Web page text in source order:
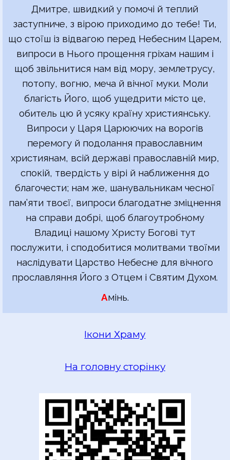
Дмитре, швидкий у помочі й теплий
заступниче, з вірою приходимо до тебе! Ти,
що стоїш із відвагою перед Небесним Царем,
випроси в Нього прощення гріхам нашим і
щоб звільнитися нам від мору, землетрусу,
потопу, вогню, меча й вічної муки. Моли
благість Його, щоб ущедрити місто це,
обитель цю й усяку країну християнську.
Випроси у Царя Царюючих на ворогів
перемогу й подолання православним
християнам, всій державі православній мир,
спокій, твердість у вірі й наближення до
благочести; нам же, шанувальникам чесної
пам’яти твоєї, випроси благодатне зміцнення
на справи добрі, щоб благоутробному
Владиці нашому Христу Богові тут
послужити, і сподобитися молитвами твоїми
наслідувати Царство Небесне для вічного
прославляння Його з Отцем і Святим Духом.
Амінь.
Ікони Храму
На головну сторінку